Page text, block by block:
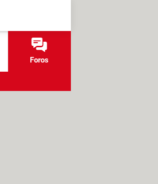
Foros